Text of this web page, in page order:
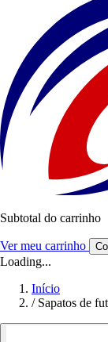
Subtotal do carrinho
Ver meu carrinho
Loading...
Início
/ Sapatos de